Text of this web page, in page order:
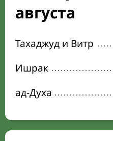
августа
Тахаджуд и Витр
Ишрак
ад-Духа